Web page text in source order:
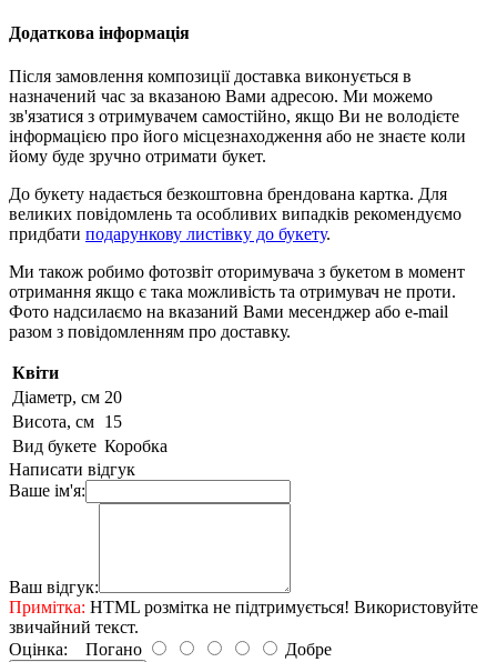
Додаткова інформація
Після замовлення композиції доставка виконується в
назначений час за вказаною Вами адресою. Ми можемо
зв'язатися з отримувачем самостійно, якщо Ви не володієте
інформацією про його місцезнаходження або не знаєте коли
йому буде зручно отримати букет.
До букету надається безкоштовна брендована картка. Для
великих повідомлень та особливих випадків рекомендуємо
придбати подарункову листівку до букету.
Ми також робимо фотозвіт оторимувача з букетом в момент
отримання якщо є така можливість та отримувач не проти.
Фото надсилаємо на вказаний Вами месенджер або e-mail
разом з повідомленням про доставку.
Квіти
Діаметр, см 20
Висота, см 15
Вид букетe Коробка
Написати відгук
Ваше ім'я:
Ваш відгук:
Примітка: HTML розмітка не підтримується! Використовуйте
звичайний текст.
Оцінка: Погано Добре